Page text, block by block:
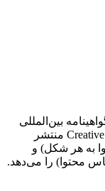
بین‌المللی
Creative Commons Attribution 4.0 International License منتشر
به هر شکل) و
محتوا) را می‌دهد.